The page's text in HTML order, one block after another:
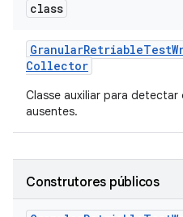
class
GranularRetriableTest
Collector
Classe auxiliar para
ausentes.
Construtores públicos